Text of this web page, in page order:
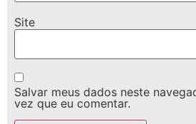
Site
Salvar meus dados neste
vez que eu comentar.